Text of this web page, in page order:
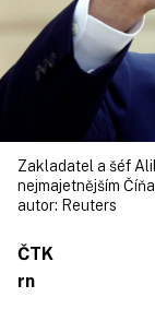
Zakladatel a šéf
nejmajetnějším
autor: Reuters
ČTK
rn